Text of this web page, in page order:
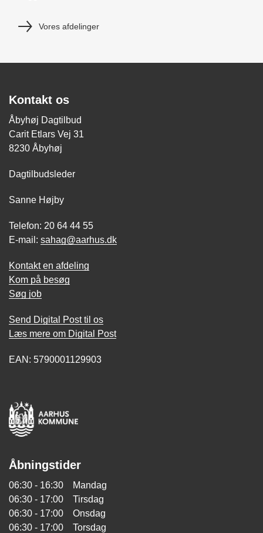
Vores afdelinger
Kontakt os
Åbyhøj Dagtilbud
Carit Etlars Vej 31
8230 Åbyhøj
Dagtilbudsleder
Sanne Højby
Telefon: 20 64 44 55
E-mail: sahag@aarhus.dk
Kontakt en afdeling
Kom på besøg
Søg job
Send Digital Post til os
Læs mere om Digital Post
EAN: 5790001129903
Åbningstider
06:30 - 16:30 Mandag
06:30 - 17:00 Tirsdag
06:30 - 17:00 Onsdag
06:30 - 17:00 Torsdag